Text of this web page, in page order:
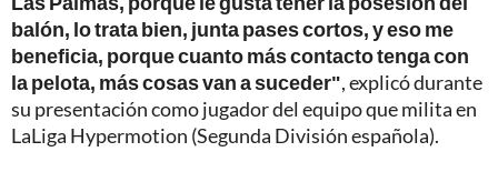
balón, lo trata bien, junta pases cortos, y eso me
beneficia, porque cuanto más contacto tenga con
la pelota, más cosas van a suceder", explicó durante
su presentación como jugador del equipo que milita en
LaLiga Hypermotion (Segunda División española).